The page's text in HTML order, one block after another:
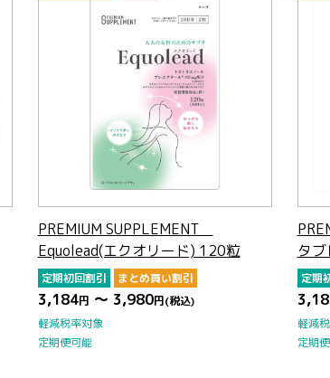
PREMIUM SUPPLEMENT
Equolead(エクオリード) 120粒
定期初回割引 まとめ買い割引
3,184円 ～ 3,980円(税込)
軽減税率対象
定期便可能
タ
定期
軽減
定期